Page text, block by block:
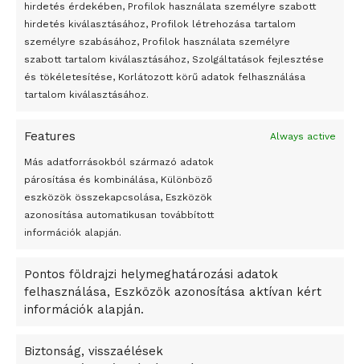
hirdetés érdekében, Profilok használata személyre szabott
hirdetés kiválasztásához, Profilok létrehozása tartalom
személyre szabásához, Profilok használata személyre
szabott tartalom kiválasztásához, Szolgáltatások fejlesztése
és tökéletesítése, Korlátozott körű adatok felhasználása
tartalom kiválasztásához.
Features Always active
Más adatforrásokból származó adatok
párosítása és kombinálása, Különböző
eszközök összekapcsolása, Eszközök
azonosítása automatikusan továbbított
információk alapján.
Pontos földrajzi helymeghatározási adatok
felhasználása, Eszközök azonosítása aktívan kért
információk alapján.
Biztonság, visszaélések
Egy vagyonért adták el Banksy művét miután elégették.
Az 1950-ben elhunyt alkotók művei szabadon
felhasználhatóvá válnak
Peking – A visegrádi országok zsidó kulturális örökségét
bemutató fotókiállítás nyílt
Megveszi az osztrák Wienerberger az amerikai Meridian
Bricket
A Startup Campus egyetemi programjainak legjobbjai az
A Ringo Starr új albummal jelentkezik
A Vajdasági Magyar Szövetség államtitkárait kinevezték
Dzsingisz kán hódító hadjárata okozta